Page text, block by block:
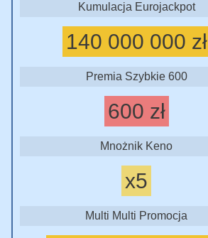
Kumulacja Eurojackpot
140 000 000 zł
Premia Szybkie 600
600 zł
Mnożnik Keno
x5
Multi Multi Promocja